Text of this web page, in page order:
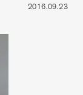
2016.09.23